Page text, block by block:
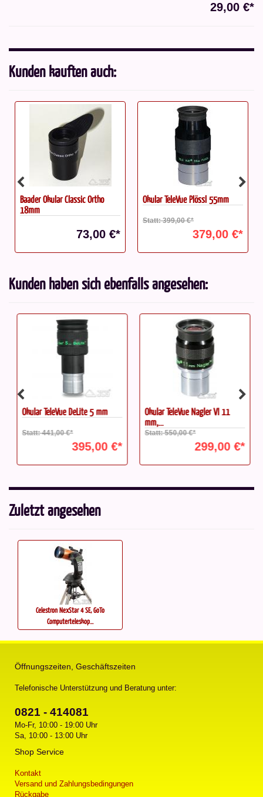
29,00 €*
Kunden kauften auch:
Baader Okular Classic Ortho
18mm
73,00 €*
Okular TeleVue Plössl 55mm
Statt: 399,00 €*
379,00 €*
Kunden haben sich ebenfalls angesehen:
Okular TeleVue DeLite 5 mm
Statt: 441,00 €*
395,00 €*
Okular TeleVue Nagler VI 11
mm,...
Statt: 550,00 €*
299,00 €*
Zuletzt angesehen
Celestron NexStar 4 SE, GoTo
Computerteleskop...
Öffnungszeiten, Geschäftszeiten
Telefonische Unterstützung und Beratung unter:
0821 - 414081
Mo-Fr, 10:00 - 19:00 Uhr
Sa, 10:00 - 13:00 Uhr
Shop Service
Kontakt
Versand und Zahlungsbedingungen
Rückgabe